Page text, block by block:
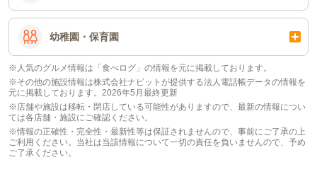
幼稚園・保育園
※人気のグルメ情報は「食べログ」の情報を元に掲載しております。
※その他の施設情報は株式会社ナビットが提供する法人電話帳データの情報を
元に掲載しております。2026年5月最終更新
※店舗や施設は移転・閉店している可能性がありますので、最新の情報につい
ては各店舗・施設にご確認ください。
※情報の正確性・完全性・最新性等は保証されませんので、事前にご了承の上
ご利用ください。当社は当該情報について一切の責任を負いませんので、予め
ご了承ください。